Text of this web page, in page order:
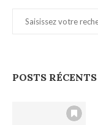
POSTS RÉCENTS